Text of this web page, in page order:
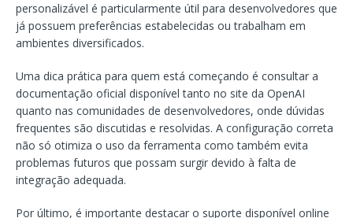
personalizável é particularmente útil para desenvolvedores que
já possuem preferências estabelecidas ou trabalham em
ambientes diversificados.
Uma dica prática para quem está começando é consultar a
documentação oficial disponível tanto no site da OpenAI
quanto nas comunidades de desenvolvedores, onde dúvidas
frequentes são discutidas e resolvidas. A configuração correta
não só otimiza o uso da ferramenta como também evita
problemas futuros que possam surgir devido à falta de
integração adequada.
Por último, é importante destacar o suporte disponível online